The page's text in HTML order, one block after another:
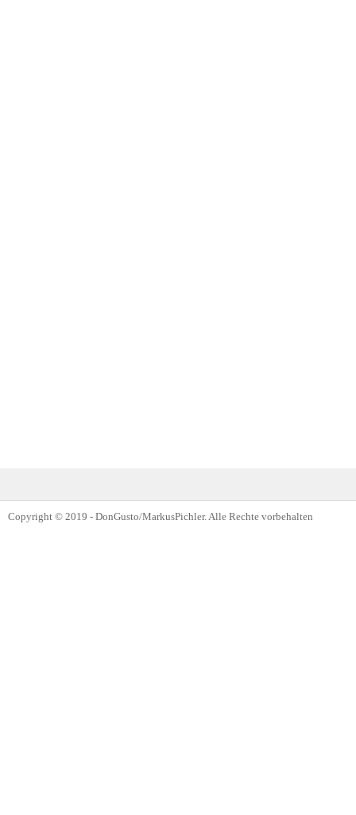
Copyright © 2019 - DonGusto/MarkusPichler. Alle Rechte vorbehalten